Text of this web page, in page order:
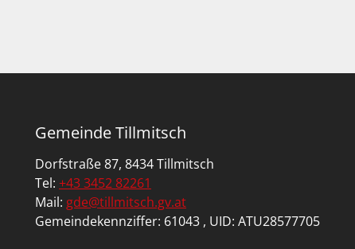
Gemeinde Tillmitsch
Dorfstraße 87, 8434 Tillmitsch
Tel: +43 3452 82261
Mail: gde@tillmitsch.gv.at
Gemeindekennziffer: 61043 , UID: ATU28577705